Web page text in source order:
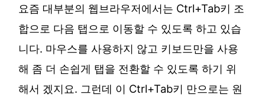
요즘 대부분의 웹브라우저에서는 Ctrl+Tab키 조
합으로 다음 탭으로 이동할 수 있도록 하고 있습
니다. 마우스를 사용하지 않고 키보드만을 사용
해 좀 더 손쉽게 탭을 전환할 수 있도록 하기 위
해서 겠지요. 그런데 이 Ctrl+Tab키 만으로는 원